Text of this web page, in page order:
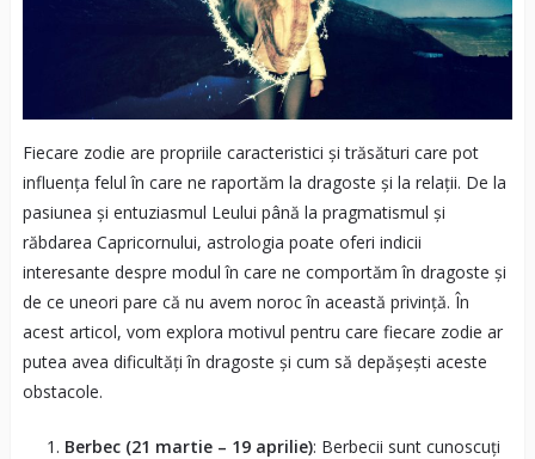
Fiecare zodie are propriile caracteristici și trăsături care pot
influența felul în care ne raportăm la dragoste și la relații. De la
pasiunea și entuziasmul Leului până la pragmatismul și
răbdarea Capricornului, astrologia poate oferi indicii
interesante despre modul în care ne comportăm în dragoste și
de ce uneori pare că nu avem noroc în această privință. În
acest articol, vom explora motivul pentru care fiecare zodie ar
putea avea dificultăți în dragoste și cum să depășești aceste
obstacole.
Berbec (21 martie – 19 aprilie): Berbecii sunt cunoscuți